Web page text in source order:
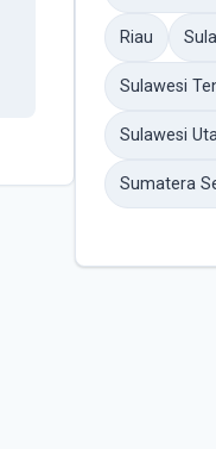
Riau
Sulawesi
Sulawesi
Sumatera